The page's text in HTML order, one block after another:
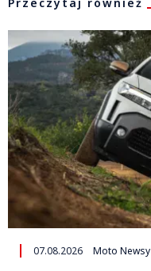
07.08.2026 Moto Newsy